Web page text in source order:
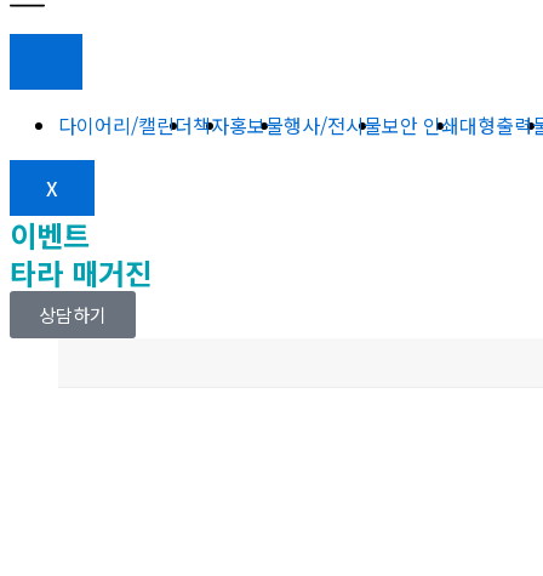
다이어리/캘린더책자홍보물행사/전시물보안 인쇄대형출력
X
이벤트
타라 매거진
상담하기